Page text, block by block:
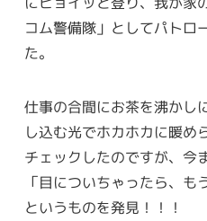
コム警備隊」としてパトロ
た。
仕事の合間にお茶を沸かし
し込む光でホカホカに暖め
チェックしたのですが、今
「目についちゃったら、も
というものを発見！！！